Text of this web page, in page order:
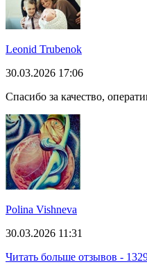
Leonid Trubenok
30.03.2026 17:06
Спасибо за качество,
Polina Vishneva
30.03.2026 11:31
Читать больше отзывов -